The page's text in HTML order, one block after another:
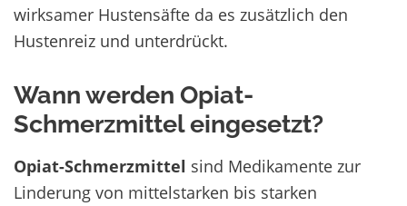
wirksamer Hustensäfte da es zusätzlich den
Hustenreiz und unterdrückt.
Wann werden Opiat-
Schmerzmittel eingesetzt?
Opiat-Schmerzmittel sind Medikamente zur
Linderung von mittelstarken bis starken